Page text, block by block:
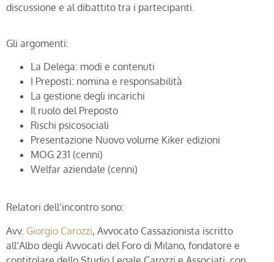
discussione e al dibattito tra i partecipanti.
Gli argomenti:
La Delega: modi e contenuti
I Preposti: nomina e responsabilità
La gestione degli incarichi
Il ruolo del Preposto
Rischi psicosociali
Presentazione Nuovo volume Kiker edizioni
MOG 231 (cenni)
Welfar aziendale (cenni)
Relatori dell’incontro sono:
Avv. Giorgio Carozzi, Avvocato Cassazionista iscritto
all’Albo degli Avvocati del Foro di Milano, fondatore e